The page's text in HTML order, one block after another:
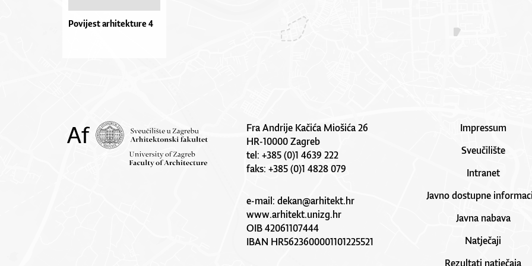
Povijest arhitekture 4
Fra Andrije Kačića Miošića 26
HR-10000 Zagreb
tel: +385 (0)1 4639 222
faks: +385 (0)1 4828 079
e-mail:dekan@arhitekt.hr
www.arhitekt.unizg.hr
OIB 42061107444
IBAN HR5623600001101225521
Impressum
Sveučilište
Intranet
Javno dostupne
Javna nabava
Natječaji
Rezultati natječaja